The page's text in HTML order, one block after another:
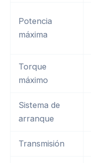
Potencia
máxima
Torque
máximo
Sistema de
arranque
Transmisión